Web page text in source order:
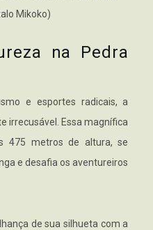
Mikoko)
na Pedra
e esportes radicais, a
irrecusável. Essa magnífica
475 metros de altura, se
e desafia os aventureiros
de sua silhueta com a